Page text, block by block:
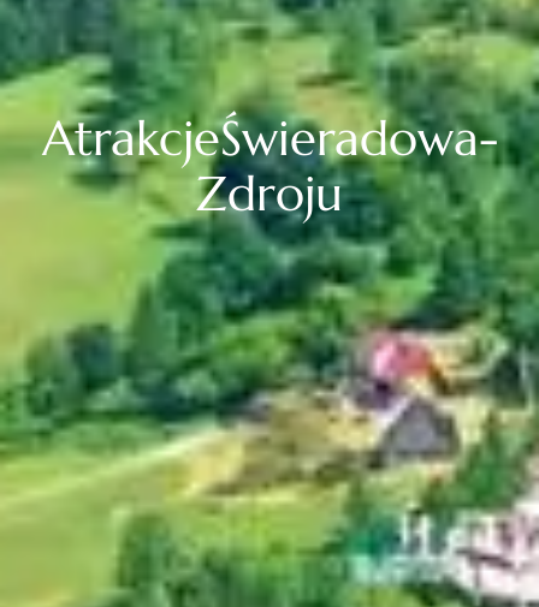
AtrakcjeŚwieradowa-
Zdroju